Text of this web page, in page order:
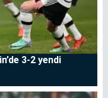
3-2 yendi